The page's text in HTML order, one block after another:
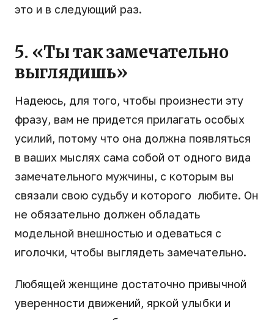
это и в следующий раз.
5. «Ты так замечательно
выглядишь»
Надеюсь, для того, чтобы произнести эту
фразу, вам не придется прилагать особых
усилий, потому что она должна появляться
в ваших мыслях сама собой от одного вида
замечательного мужчины, с которым вы
связали свою судьбу и которого любите. Он
не обязательно должен обладать
модельной внешностью и одеваться с
иголочки, чтобы выглядеть замечательно.
Любящей женщине достаточно привычной
уверенности движений, яркой улыбки и